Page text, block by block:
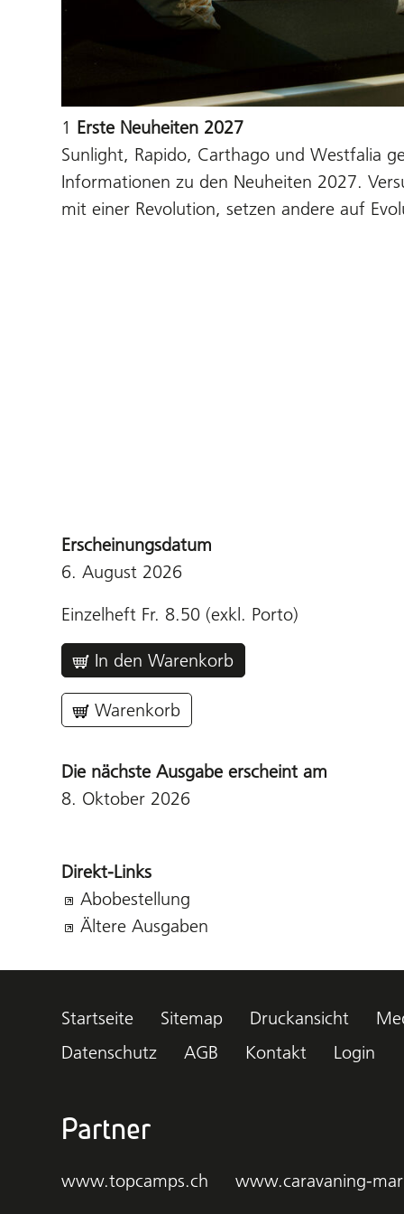
1 Erste Neuheiten 2027
Sunlight, Rapido, Carthago und Westfalia
Informationen zu den Neuheiten 2027.
mit einer Revolution, setzen andere auf
Erscheinungsdatum
6. August 2026
Einzelheft Fr. 8.50 (exkl. Porto)
In den Warenkorb
Warenkorb
Die nächste Ausgabe erscheint am
8. Oktober 2026
Direkt-Links
Abobestellung
Ältere Ausgaben
Startseite Sitemap Druckansicht
Datenschutz
AGB Kontakt Login
Partner
www.topcamps.ch www.caravaning-